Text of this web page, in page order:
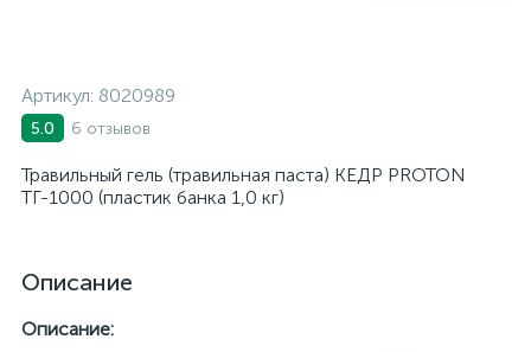
Артикул: 8020989
5.0 6 отзывов
Травильный гель (травильная паста) КЕДР PROTON
ТГ-1000 (пластик банка 1,0 кг)
Описание
Описание: